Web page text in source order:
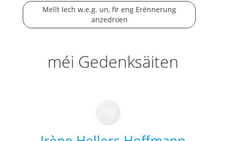
Mellt Iech w.e.g. un, fir eng Erënnerung
anzedroen
méi Gedenksäiten